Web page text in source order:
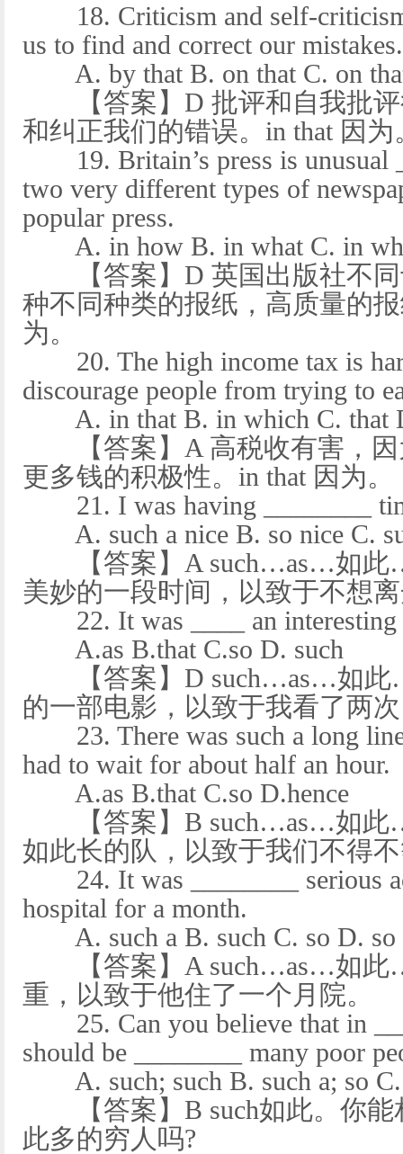
18. Criticism and self-criticism
us to find and correct our mistakes.
A. by that B. on that C. on
【答案】D 批评和自我批评
和纠正我们的错误。in that 因为
19. Britain’s press is unusual
two very different types of
popular press.
A. in how B. in what C. in
【答案】D 英国出版社不同
种不同种类的报纸，高质量的
为。
20. The high income tax is
discourage people from trying to
A. in that B. in which C. that
【答案】A 高税收有害，因
更多钱的积极性。in that 因为。
21. I was having ________
A. such a nice B. so nice C.
【答案】A such…as…如此
美妙的一段时间，以致于不想
22. It was ____ an interesting
A.as B.that C.so D. such
【答案】D such…as…如此
的一部电影，以致于我看了两
23. There was such a long line
had to wait for about half an hour.
A.as B.that C.so D.hence
【答案】B such…as…如此
如此长的队，以致于我们不得
24. It was ________ serious
hospital for a month.
A. such a B. such C. so D. so
【答案】A such…as…如此
重，以致于他住了一个月院。
25. Can you believe that in
should be ________ many poor
A. such; such B. such a; so C.
【答案】B such如此。你能
此多的穷人吗?